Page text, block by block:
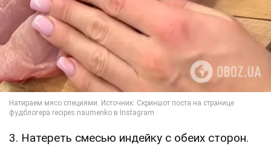
3. Натереть смесью индейку с обеих сторон.